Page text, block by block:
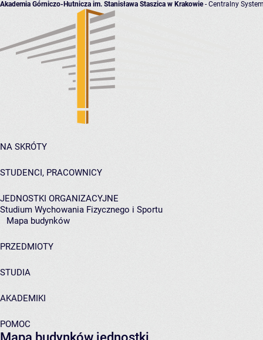
Akademia Górniczo-Hutnicza im. Stanisława Staszica w Krakowie- Centralny
NA SKRÓTY
STUDENCI, PRACOWNICY
JEDNOSTKI ORGANIZACYJNE
Studium Wychowania Fizycznego i Sportu
Mapa budynków
PRZEDMIOTY
STUDIA
AKADEMIKI
POMOC